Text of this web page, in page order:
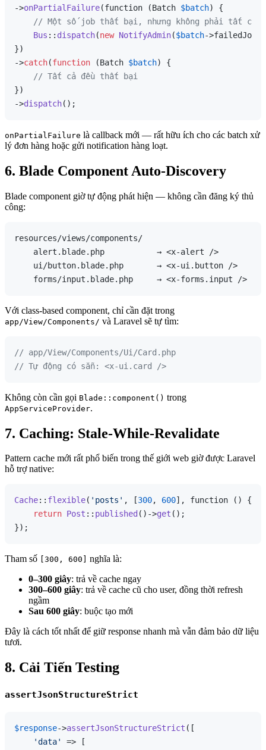
->onPartialFailure(function (Batch $batch) {
// Một số job thất bại, nhưng không phải tất cả
Bus :: dispatch(new NotifyAdmin($batch-
})
->catch(function (Batch $batch) {
// Tất cả đều thất bại
})
->dispatch
onPartialFailure là callback mới — rất hữu ích cho các batch xử
lý đơn hàng hoặc gửi notification hàng loạt.
6. Blade Component Auto-Discovery
Blade component giờ tự động phát hiện — không cần đăng ký thủ
công:
resources/views/components/
    alert.blade.php           → <x-alert />
    ui/button.blade.php       → <x-ui.button />
Với class-based component, chỉ cần đặt trong
app/View/Components/ và Laravel sẽ tự tìm:
// app/View/Components/Ui/Card.php
// Tự động có sẵn: <x-ui.card />
Không còn cần gọi Blade::component() trong
AppServiceProvider.
7. Caching: Stale-While-Revalidate
Pattern cache mới rất phổ biến trong thế giới web giờ được Laravel
hỗ trợ native:
Cache:: flexible( 'posts' , [300, 600], function () {
return Post :: published ()->get ();
Tham số [300, 600]
nghĩa là:
0–300 giây: trả về cache ngay
300–600 giây: trả về cache cũ cho user, đồng thời refresh
ngầm
Sau 600 giây: buộc tạo mới
Đây là cách tốt nhất để giữ response nhanh mà vẫn đảm bảo dữ liệu
tươi.
8. Cải Tiến Testing
assertJsonStructureStrict
$response->assertJsonStructureStrict ([
'data'
=> [